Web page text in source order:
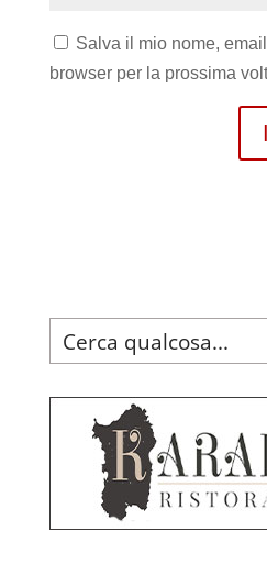
Salva il mio nome,
browser per la prossima